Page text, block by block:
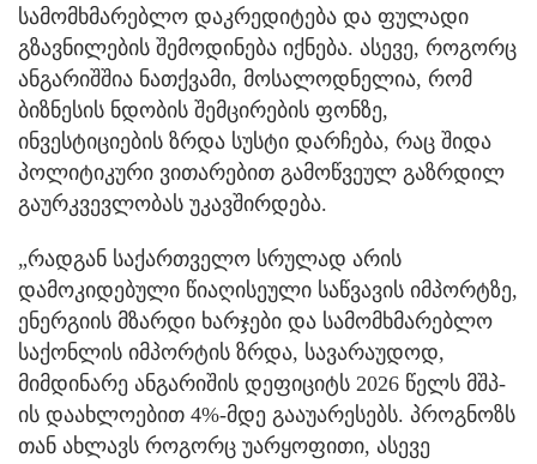
სამომხმარებლო დაკრედიტება და ფულადი
გზავნილების შემოდინება იქნება. ასევე, როგორც
ანგარიშშია ნათქვამი, მოსალოდნელია, რომ
ბიზნესის ნდობის შემცირების ფონზე,
ინვესტიციების ზრდა სუსტი დარჩება, რაც შიდა
პოლიტიკური ვითარებით გამოწვეულ გაზრდილ
გაურკვევლობას უკავშირდება.
„რადგან საქართველო სრულად არის
დამოკიდებული წიაღისეული საწვავის იმპორტზე,
ენერგიის მზარდი ხარჯები და სამომხმარებლო
საქონლის იმპორტის ზრდა, სავარაუდოდ,
მიმდინარე ანგარიშის დეფიციტს 2026 წელს მშპ-
ის დაახლოებით 4%-მდე გააუარესებს. პროგნოზს
თან ახლავს როგორც უარყოფითი, ასევე